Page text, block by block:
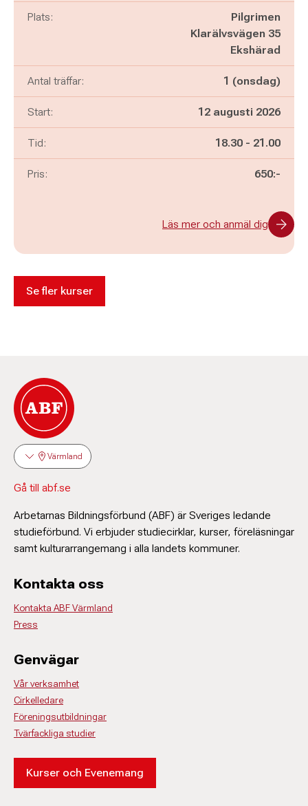
Plats:
Pilgrimen
Klarälvsvägen 35
Ekshärad
Antal träffar: 1 (onsdag)
Start: 12 augusti 2026
Tid: Pågår mellan
18.30 - och
21.00
Pris: 650:-
Läs mer och anmäl dig
Se fler kurser
Värmland
Gå till abf.se
Arbetarnas Bildningsförbund (ABF) är Sveriges ledande
studieförbund. Vi erbjuder studiecirklar, kurser, föreläsningar
samt kulturarrangemang i alla landets kommuner.
Kontakta oss
Kontakta ABF Värmland
Press
Genvägar
Vår verksamhet
Cirkelledare
Föreningsutbildningar
Tvärfackliga studier
Kurser och Evenemang